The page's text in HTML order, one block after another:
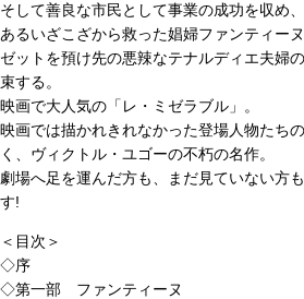
そして善良な市民として事業の成功を収め
あるいざこざから救った娼婦ファンティー
ゼットを預け先の悪辣なテナルディエ夫婦
束する。
映画で大人気の「レ・ミゼラブル」。
映画では描かれきれなかった登場人物たち
く、ヴィクトル・ユゴーの不朽の名作。
劇場へ足を運んだ方も、まだ見ていない方
す!
＜目次＞
◇序
◇第一部 ファンティーヌ